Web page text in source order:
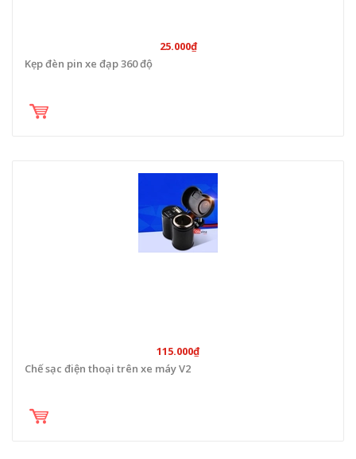
25.000₫
Kẹp đèn pin xe đạp 360 độ
115.000₫
Chế sạc điện thoại trên xe máy V2